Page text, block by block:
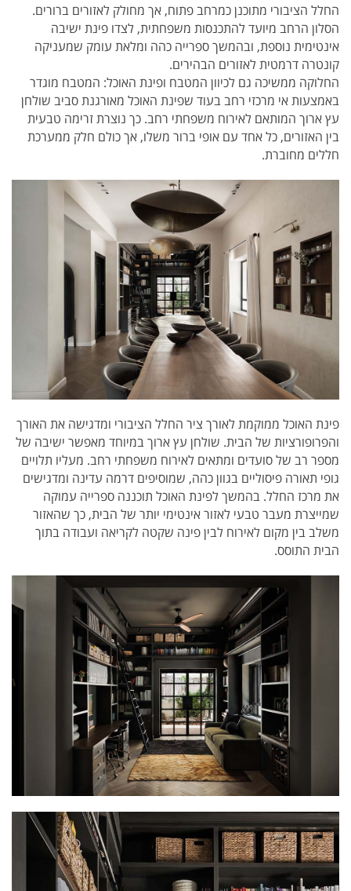
החלל הציבורי מתוכנן כמרחב פתוח, אך מחולק לאזורים ברורים.
הסלון הרחב מיועד להתכנסות משפחתית, לצדו פינת ישיבה
אינטימית נוספת, ובהמשך ספרייה כהה ומלאת עומק שמעניקה
קונטרה דרמטית לאזורים הבהירים.
החלוקה ממשיכה גם לכיוון המטבח ופינת האוכל: המטבח מוגדר
באמצעות אי מרכזי רחב בעוד שפינת האוכל מאורגנת סביב שולחן
עץ ארוך המותאם לאירוח משפחתי רחב. כך נוצרת זרימה טבעית
בין האזורים, כל אחד עם אופי ברור משלו, אך כולם חלק ממערכת
חללים מחוברת.
פינת האוכל ממוקמת לאורך ציר החלל הציבורי ומדגישה את האורך
והפרופורציות של הבית. שולחן עץ ארוך במיוחד מאפשר ישיבה של
מספר רב של סועדים ומתאים לאירוח משפחתי רחב. מעליו תלויים
גופי תאורה פיסוליים בגוון כהה, שמוסיפים דרמה עדינה ומדגישים
את מרכז החלל. בהמשך לפינת האוכל תוכננה ספרייה עמוקה
שמייצרת מעבר טבעי לאזור אינטימי יותר של הבית, כך שהאזור
משלב בין מקום לאירוח לבין פינה שקטה לקריאה ועבודה בתוך
הבית התוסס.